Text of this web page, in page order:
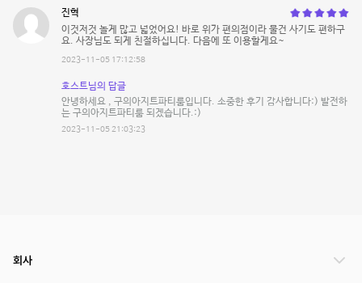
진혁
이것저것 놀게 많고 넓었어요! 바로 위가 편의점이라 물건 사기도 편하구
요. 사장님도 되게 친절하십니다. 다음에 또 이용할게요~
2023-11-05 17:12:58
호스트님의 답글
안녕하세요 , 구의아지트파티룸입니다. 소중한 후기 감사합니다:) 발전하
는 구의아지트파티룸 되겠습니다.:)
2023-11-05 21:03:23
회사